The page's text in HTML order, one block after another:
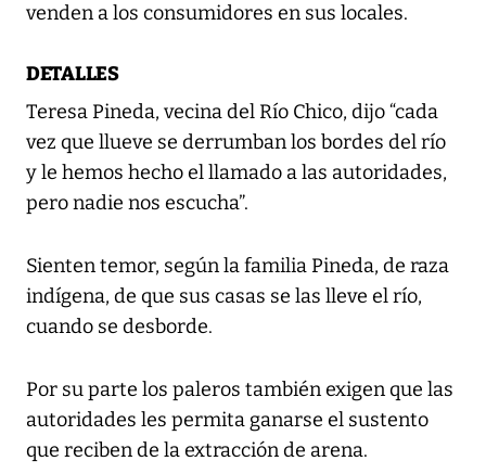
venden a los consumidores en sus locales.
DETALLES
Teresa Pineda, vecina del Río Chico, dijo “cada
vez que llueve se derrumban los bordes del río
y le hemos hecho el llamado a las autoridades,
pero nadie nos escucha”.
Sienten temor, según la familia Pineda, de raza
indígena, de que sus casas se las lleve el río,
cuando se desborde.
Por su parte los paleros también exigen que las
autoridades les permita ganarse el sustento
que reciben de la extracción de arena.